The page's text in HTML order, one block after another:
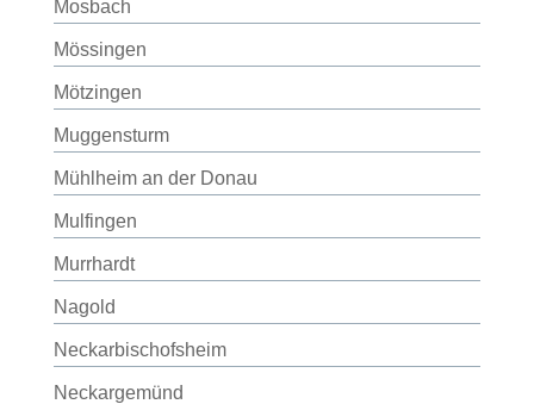
Mosbach
Mössingen
Mötzingen
Muggensturm
Mühlheim an der Donau
Mulfingen
Murrhardt
Nagold
Neckarbischofsheim
Neckargemünd